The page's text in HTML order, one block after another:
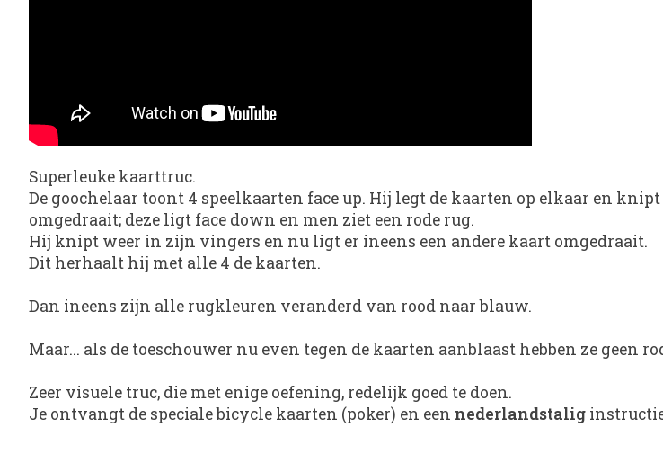
Superleuke kaarttruc.
De goochelaar toont 4 speelkaarten face up. Hij legt de kaarten op elkaar en
omgedraait; deze ligt face down en men ziet een rode rug.
Hij knipt weer in zijn vingers en nu ligt er ineens een andere kaart omgedraait.
Dit herhaalt hij met alle 4 de kaarten.
Dan ineens zijn alle rugkleuren veranderd van rood naar blauw.
Maar... als de toeschouwer nu even tegen de kaarten aanblaast hebben ze geen
Zeer visuele truc, die met enige oefening, redelijk goed te doen.
Je ontvangt de speciale bicycle kaarten (poker) en een nederlandstalig